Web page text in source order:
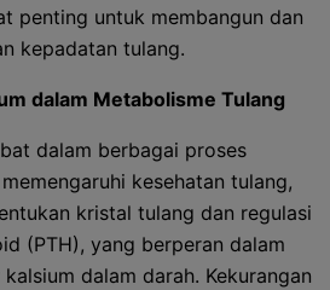
penting untuk membangun dan
kepadatan tulang.
dalam Metabolisme Tulang
dalam berbagai proses
kesehatan tulang,
kristal tulang dan regulasi
(PTH), yang berperan dalam
dalam darah. Kekurangan